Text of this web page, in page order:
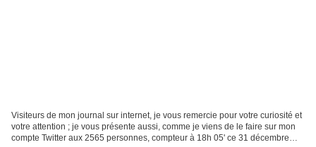
Visiteurs de mon journal sur internet, je vous remercie pour votre curiosité et
votre attention ; je vous présente aussi, comme je viens de le faire sur mon
compte Twitter aux 2565 personnes, compteur à 18h 05' ce 31 décembre